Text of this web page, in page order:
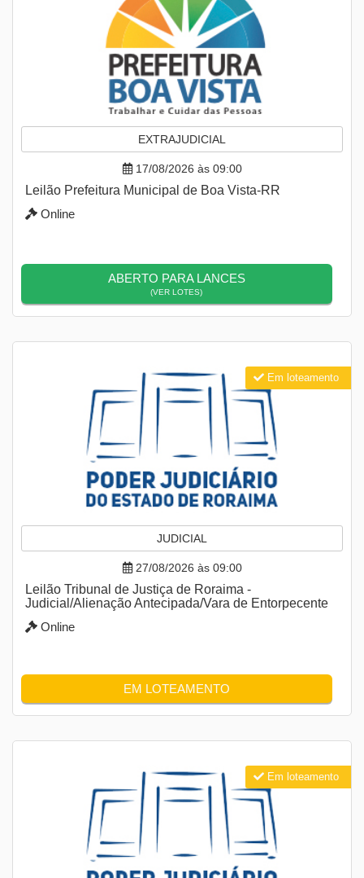
EXTRAJUDICIAL
17/08/2026 às 09:00
Leilão Prefeitura Municipal de Boa Vista-RR
Online
ABERTO PARA LANCES
(VER LOTES)
JUDICIAL
27/08/2026 às 09:00
Leilão Tribunal de Justiça de Roraima -
Judicial/Alienação Antecipada/Vara de Entorpecente
Online
EM LOTEAMENTO
Em loteamento
Em loteamento